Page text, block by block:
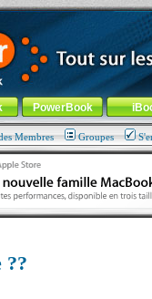
! -Aller au menu de
PowerBook
Membres Groupes
??